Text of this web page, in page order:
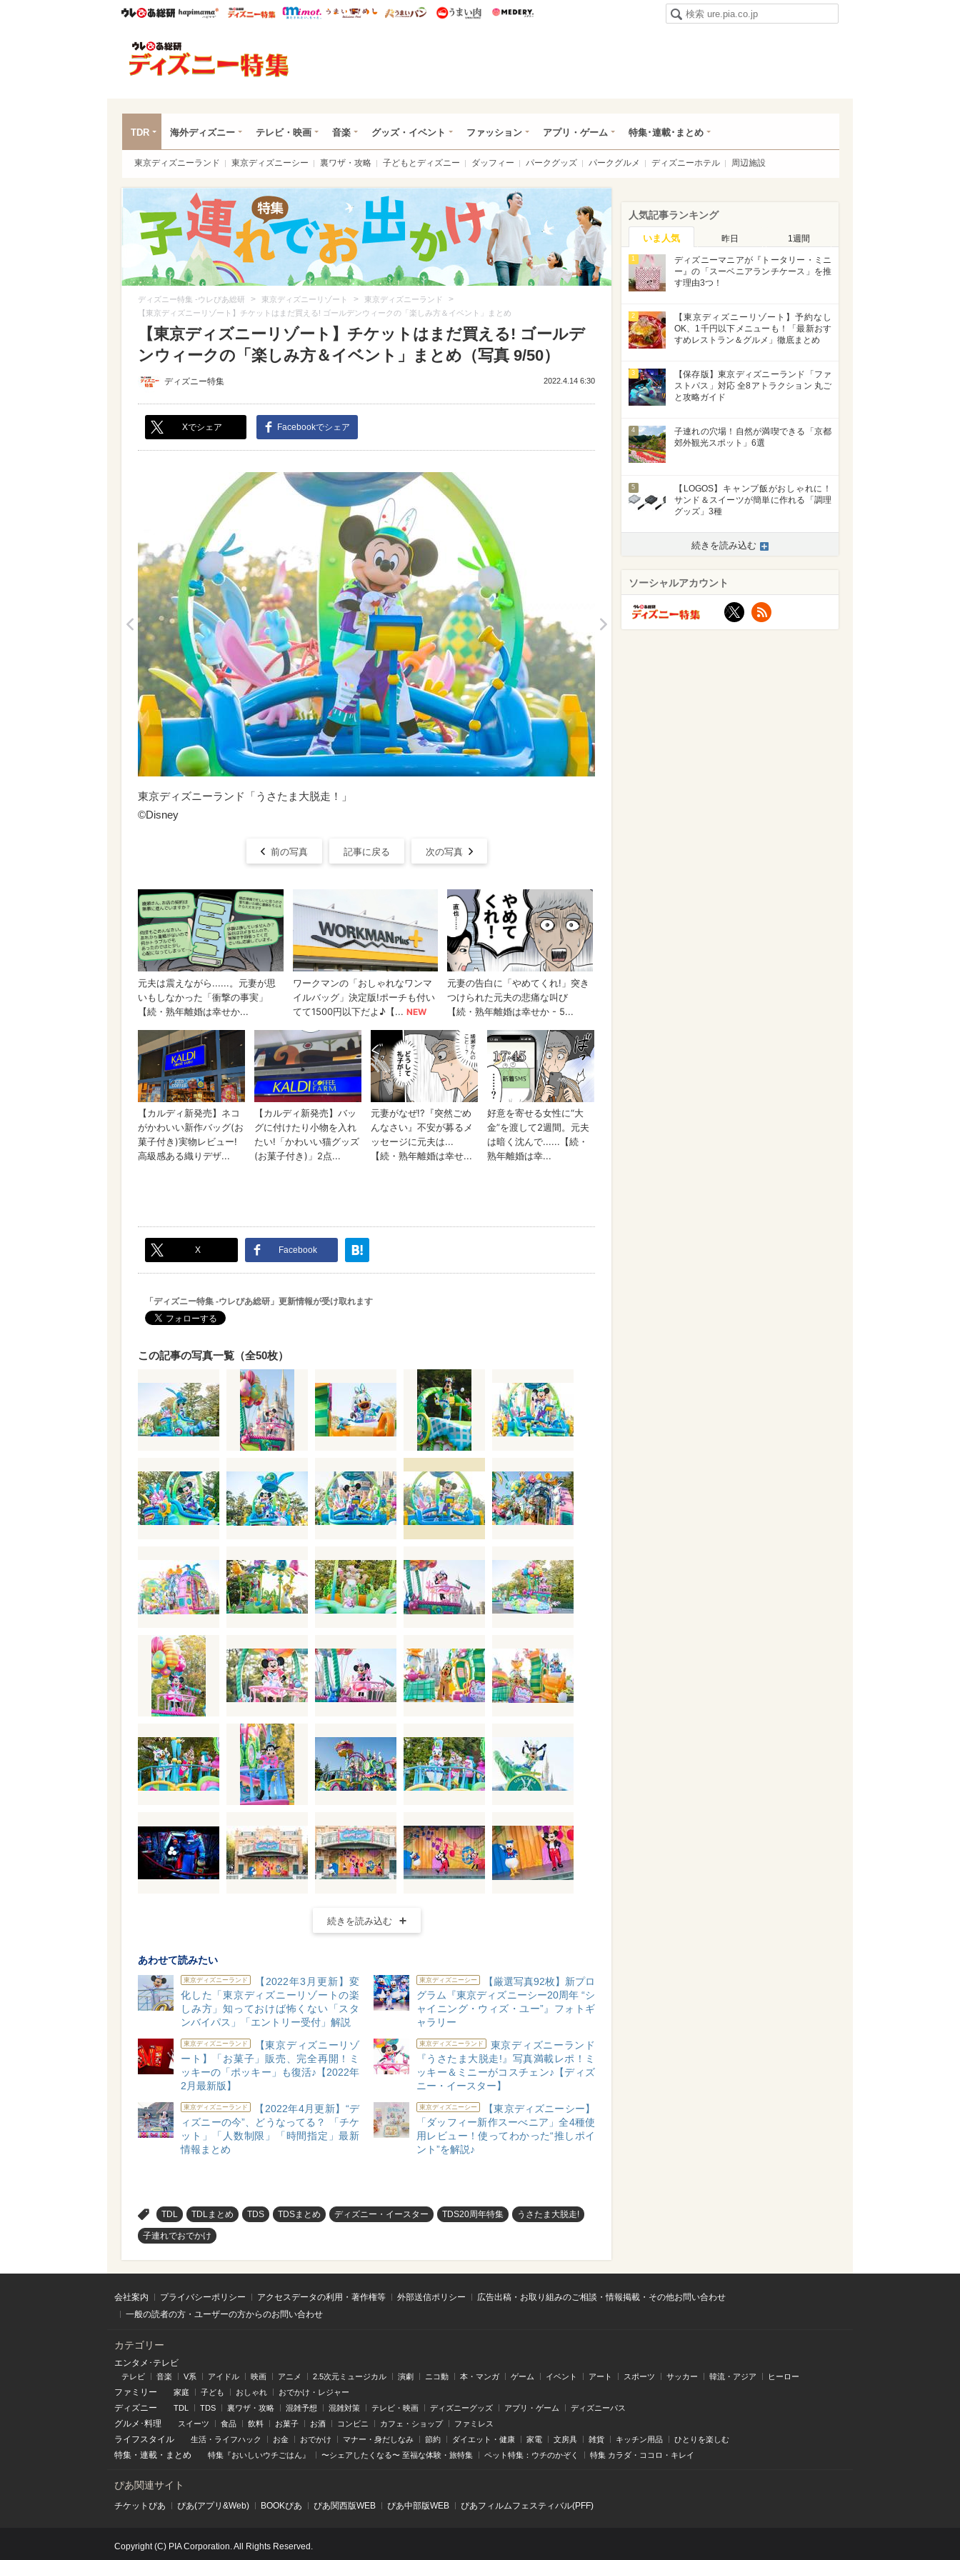
ウレぴあ総研ハピママ* ウレぴあ総研 ディズニー特集
mimot. うまいめし うまいパン うまい肉
TDR 海外ディズニー テレビ・映画 音楽 グッズ・イベント ファッション アプリ・ゲーム 特集･連載･まとめ
東京ディズニーランド 東京ディズニーシー 裏ワザ・攻略 子どもとディズニー ダッフィー パークグッズ パークグルメ ディズニーホテル 周辺施設
ディズニー特集 -ウレぴあ総研 > 東京ディズニーリゾート > 東京ディズニーランド >
【東京ディズニーリゾート】チケットはまだ買える! ゴールデンウィークの「楽しみ方＆イベント」まとめ
【東京ディズニーリゾート】チケットはまだ買える! ゴールデ
ンウィークの「楽しみ方＆イベント」まとめ（写真 9/50）
ディズニー特集 2022.4.14 6:30
Xでシェア Facebookでシェア
>
東京ディズニーランド「うさたま大脱走！」
©︎Disney
前の写真 記事に戻る 次の写真
X Facebook
「ディズニー特集 -ウレぴあ総研」更新情報が受け取れます
この記事の写真一覧（全50枚）
続きを読み込む
あわせて読みたい
東京ディズニーランド
【2022年3月更新】変
化した「東京ディズニーリゾートの楽
しみ方」知っておけば怖くない「スタ
ンバイパス」「エントリー受付」解説
東京ディズニーシー
【厳選写真92枚】新プロ
グラム『東京ディズニーシー20周年 “シ
ャイニング・ウィズ・ユー”』フォトギ
ャラリー
東京ディズニーランド
【東京ディズニーリゾ
ート】「お菓子」販売、完全再開！ミ
ッキーの「ポッキー」も復活♪【2022年
2月最新版】
東京ディズニーランド
東京ディズニーランド
『うさたま大脱走!』写真満載レポ！ミ
ッキー＆ミニーがコスチェン♪【ディズ
ニー・イースター】
東京ディズニーランド
【2022年4月更新】“デ
ィズニーの今”、どうなってる？ 「チケ
ット」「人数制限」「時間指定」最新
情報まとめ
東京ディズニーシー
【東京ディズニーシー】
「ダッフィー新作スーべニア」全4種使
用レビュー！使ってわかった“推しポイ
ント”を解説♪
TDL TDLまとめ TDS TDSまとめ ディズニー・イースター TDS20周年特集 うさたま大脱走!
子連れでおでかけ
人気記事ランキング
いま人気 昨日 1週間
1
ディズニーマニアが『トータリー・ミニ
ー』の「スーベニアランチケース」を推
す理由3つ！
2
【東京ディズニーリゾート】予約なし
OK、1千円以下メニューも！「最新おす
すめレストラン＆グルメ」徹底まとめ
3
【保存版】東京ディズニーランド「ファ
ストパス」対応 全8アトラクション 丸ご
と攻略ガイド
4
子連れの穴場！自然が満喫できる「京都
郊外観光スポット」6選
5
【LOGOS】キャンプ飯がおしゃれに！
サンド＆スイーツが簡単に作れる「調理
グッズ」3種
続きを読み込む
ソーシャルアカウント
X
会社案内 プライバシーポリシー アクセスデータの利用・著作権等 外部送信ポリシー
広告出稿・お取り組みのご相談・情報掲載・その他お問い合わせ
一般の読者の方・ユーザーの方からのお問い合わせ
カテゴリー
エンタメ･テレビ
テレビ 音楽 V系 アイドル 映画 アニメ 2.5次元ミュージカル 演劇 ニコ動 本・マンガ ゲーム イベント アート スポーツ サッカー 韓流・アジア ヒーロー
ファミリー 家庭 子ども おしゃれ おでかけ・レジャー
ディズニー TDL TDS 裏ワザ・攻略 混雑予想 混雑対策 テレビ・映画 ディズニーグッズ アプリ・ゲーム ディズニーパス
グルメ･料理 スイーツ 食品 飲料 お菓子 お酒 コンビニ カフェ・ショップ ファミレス
ライフスタイル 生活・ライフハック お金 おでかけ マナー・身だしなみ 節約 ダイエット・健康 家電 文房具 雑貨 キッチン用品 ひとりを楽しむ
特集 ・ 連載 ・ まとめ 特集『おいしいウチごはん』 〜シェアしたくなる〜 至福な体験・旅特集 ペット特集：ウチのかぞく 特集 カラダ・ココロ・キレイ
ぴあ関連サイト
チケットぴあ ぴあ(アプリ&Web) BOOKぴあ ぴあ関⻄版WEB ぴあ中部版WEB ぴあフィルムフェスティバル(PFF)
Copyright (C) PIA Corporation. All Rights Reserved.